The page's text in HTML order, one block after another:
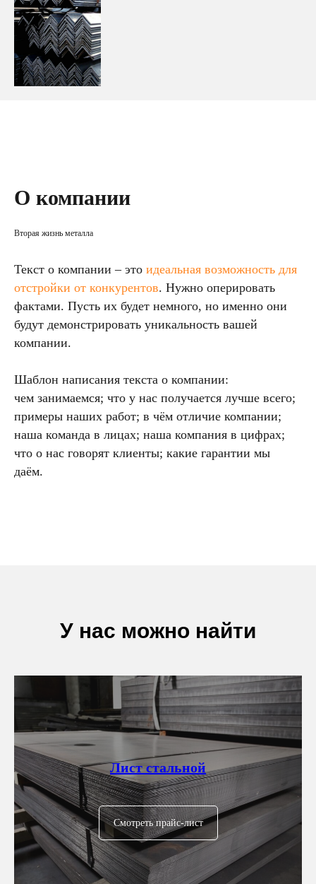
О компании
Вторая жизнь металла
Текст о компании – это идеальная возможность для
отстройки от конкурентов. Нужно оперировать
фактами. Пусть их будет немного, но именно они
будут демонстрировать уникальность вашей
компании.
Шаблон написания текста о компании:
чем занимаемся; что у нас получается лучше всего;
примеры наших работ; в чём отличие компании;
наша команда в лицах; наша компания в цифрах;
что о нас говорят клиенты; какие гарантии мы
даём.
У нас можно найти
Лист стальной
Смотреть прайс-лист